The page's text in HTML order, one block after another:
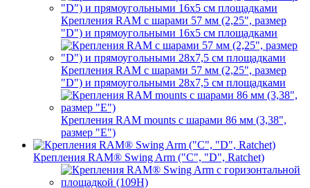
Крепления RAM с шарами 57 мм (2,25", размер
"D") и прямоугольными 16х5 см площадками
Крепления RAM с шарами 57 мм (2,25", размер
"D") и прямоугольными 28х7,5 см площадками
Крепления RAM mounts с шарами 86 мм (3,38",
размер "E")
Крепления RAM® Swing Arm ("C", "D", Ratchet)